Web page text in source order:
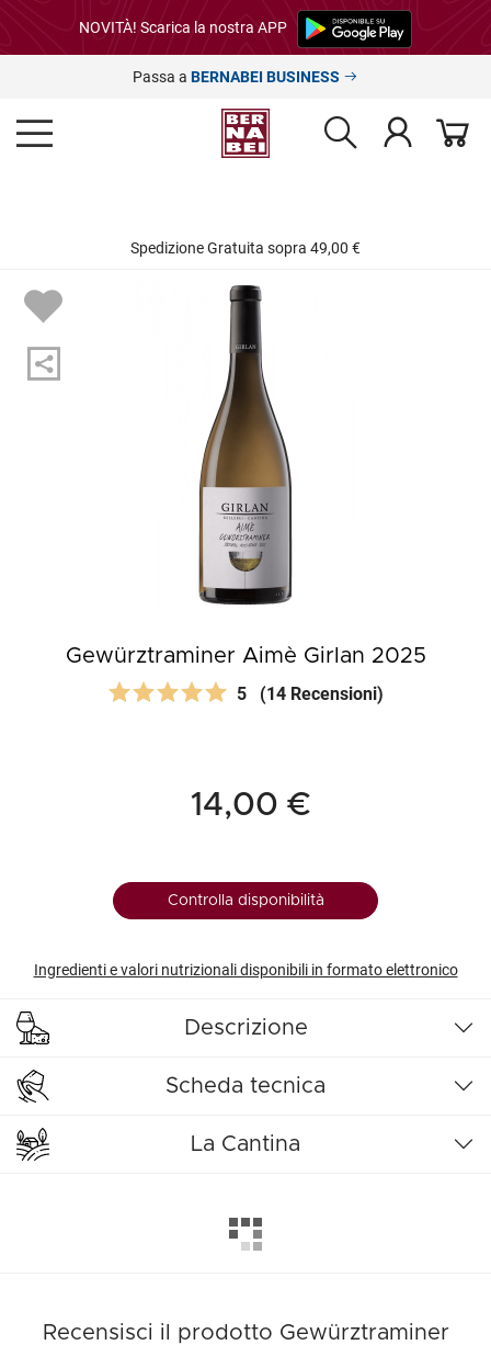
NOVITÀ! Scarica la nostra APP
Passa a BERNABEI BUSINESS
Spedizione Gratuita sopra 49,00 €
Gewürztraminer Aimè Girlan 2025
5 (14 Recensioni)
14,00 €
Controlla disponibilità
Ingredienti e valori nutrizionali disponibili in formato elettronico
Descrizione
Scheda tecnica
La Cantina
Recensisci il prodotto Gewürztraminer